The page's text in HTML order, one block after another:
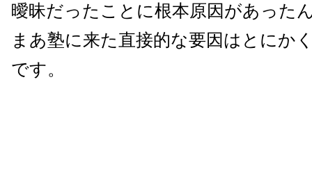
曖昧だったことに根本原因があった
まあ塾に来た直接的な要因はとにか
です。